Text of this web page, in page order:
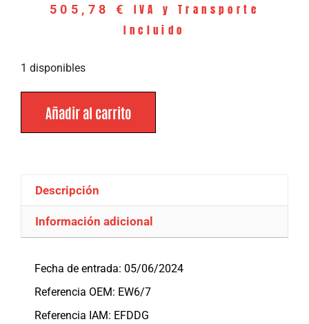
505,78 €
IVA y Transporte
Incluido
1 disponibles
Añadir al carrito
Descripción
Información adicional
Fecha de entrada: 05/06/2024
Referencia OEM: EW6/7
Referencia IAM: EFDDG